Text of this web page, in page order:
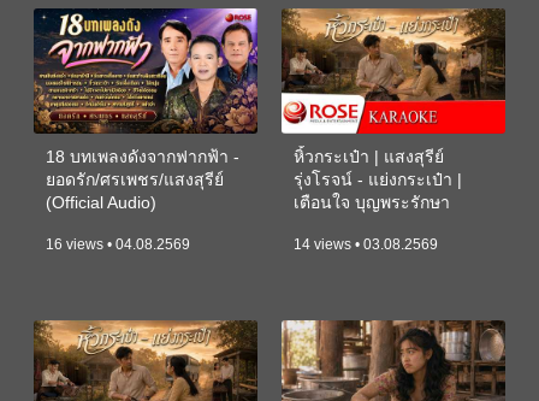
18 บทเพลงดังจากฟากฟ้า -
ยอดรัก/ศรเพชร/แสงสุรีย์
(Official Audio)
16 views • 04.08.2569
หิ้วกระเป๋า | แสงสุรีย์
รุ่งโรจน์ - แย่งกระเป๋า |
เตือนใจ บุญพระรักษา
14 views • 03.08.2569